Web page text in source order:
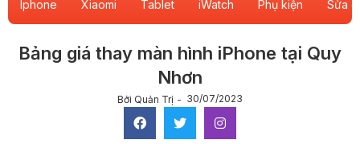
Iphone Xiaomi Tablet iWatch Phụ kiện Sửa
Bảng giá thay màn hình iPhone tại Quy
Nhơn
Bởi Quản Trị 30/07/2023